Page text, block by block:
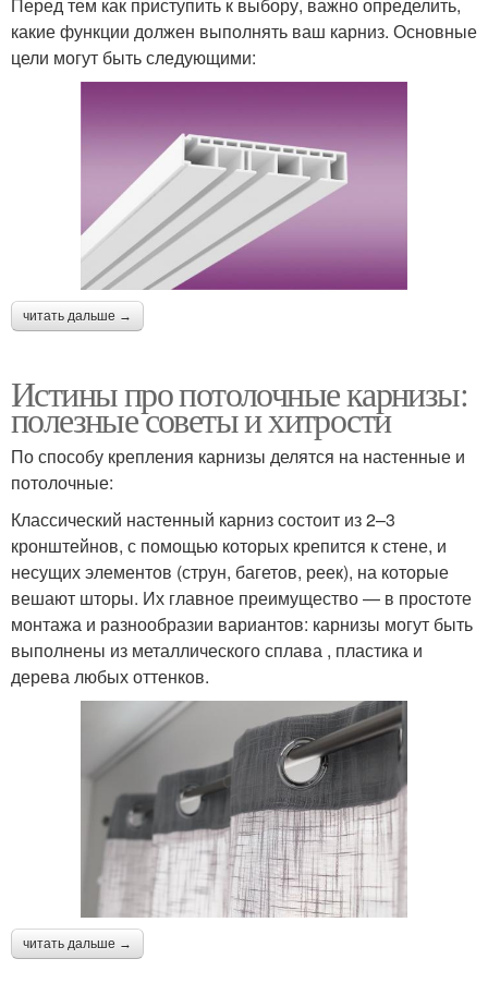
Перед тем как приступить к выбору, важно определить,
какие функции должен выполнять ваш карниз. Основные
цели могут быть следующими:
читать дальше →
Истины про потолочные карнизы:
полезные советы и хитрости
По способу крепления карнизы делятся на настенные и
потолочные:
Классический настенный карниз состоит из 2–3
кронштейнов, с помощью которых крепится к стене, и
несущих элементов (струн, багетов, реек), на которые
вешают шторы. Их главное преимущество — в простоте
монтажа и разнообразии вариантов: карнизы могут быть
выполнены из металлического сплава , пластика и
дерева любых оттенков.
читать дальше →